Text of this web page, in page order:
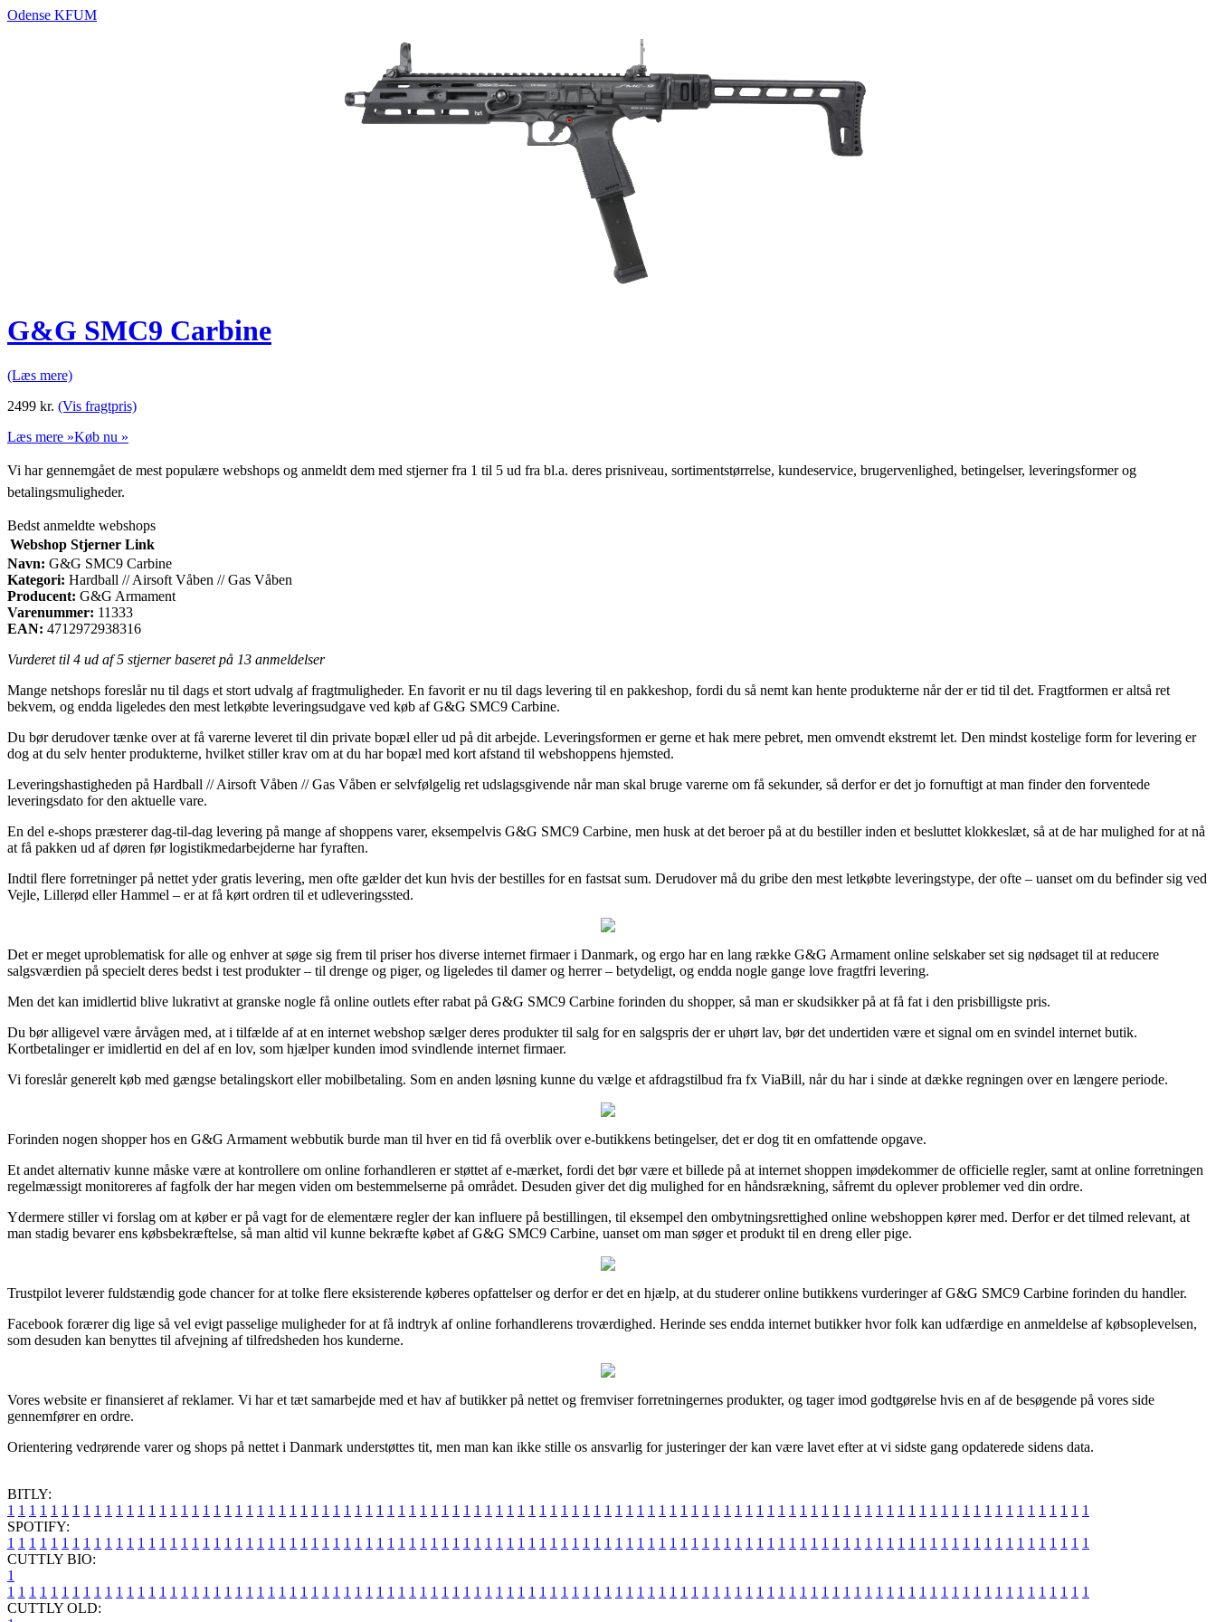
Odense KFUM
G&G SMC9 Carbine
(Læs mere)
2499 kr. (Vis fragtpris)
Læs mere »Køb nu »
Vi har gennemgået de mest populære webshops og anmeldt dem med stjerner fra 1 til 5 ud fra bl.a. deres prisniveau, sortimentstørrelse, kundeservice, brugervenlighed, betingelser, leveringsformer og
betalingsmuligheder.
Bedst anmeldte webshops
Webshop Stjerner Link
Navn: G&G SMC9 Carbine
Kategori: Hardball // Airsoft Våben // Gas Våben
Producent: G&G Armament
Varenummer: 11333
EAN: 4712972938316
Vurderet til 4 ud af 5 stjerner baseret på 13 anmeldelser
Mange netshops foreslår nu til dags et stort udvalg af fragtmuligheder. En favorit er nu til dags levering til en pakkeshop, fordi du så nemt kan hente produkterne når der er tid til det. Fragtformen er altså ret
bekvem, og endda ligeledes den mest letkøbte leveringsudgave ved køb af G&G SMC9 Carbine.
Du bør derudover tænke over at få varerne leveret til din private bopæl eller ud på dit arbejde. Leveringsformen er gerne et hak mere pebret, men omvendt ekstremt let. Den mindst kostelige form for levering er
dog at du selv henter produkterne, hvilket stiller krav om at du har bopæl med kort afstand til webshoppens hjemsted.
Leveringshastigheden på Hardball // Airsoft Våben // Gas Våben er selvfølgelig ret udslagsgivende når man skal bruge varerne om få sekunder, så derfor er det jo fornuftigt at man finder den forventede
leveringsdato for den aktuelle vare.
En del e-shops præsterer dag-til-dag levering på mange af shoppens varer, eksempelvis G&G SMC9 Carbine, men husk at det beroer på at du bestiller inden et besluttet klokkeslæt, så at de har mulighed for at nå
at få pakken ud af døren før logistikmedarbejderne har fyraften.
Indtil flere forretninger på nettet yder gratis levering, men ofte gælder det kun hvis der bestilles for en fastsat sum. Derudover må du gribe den mest letkøbte leveringstype, der ofte – uanset om du befinder sig ved
Vejle, Lillerød eller Hammel – er at få kørt ordren til et udleveringssted.
Det er meget uproblematisk for alle og enhver at søge sig frem til priser hos diverse internet firmaer i Danmark, og ergo har en lang række G&G Armament online selskaber set sig nødsaget til at reducere
salgsværdien på specielt deres bedst i test produkter – til drenge og piger, og ligeledes til damer og herrer – betydeligt, og endda nogle gange love fragtfri levering.
Men det kan imidlertid blive lukrativt at granske nogle få online outlets efter rabat på G&G SMC9 Carbine forinden du shopper, så man er skudsikker på at få fat i den prisbilligste pris.
Du bør alligevel være årvågen med, at i tilfælde af at en internet webshop sælger deres produkter til salg for en salgspris der er uhørt lav, bør det undertiden være et signal om en svindel internet butik.
Kortbetalinger er imidlertid en del af en lov, som hjælper kunden imod svindlende internet firmaer.
Vi foreslår generelt køb med gængse betalingskort eller mobilbetaling. Som en anden løsning kunne du vælge et afdragstilbud fra fx ViaBill, når du har i sinde at dække regningen over en længere periode.
Forinden nogen shopper hos en G&G Armament webbutik burde man til hver en tid få overblik over e-butikkens betingelser, det er dog tit en omfattende opgave.
Et andet alternativ kunne måske være at kontrollere om online forhandleren er støttet af e-mærket, fordi det bør være et billede på at internet shoppen imødekommer de officielle regler, samt at online forretningen
regelmæssigt monitoreres af fagfolk der har megen viden om bestemmelserne på området. Desuden giver det dig mulighed for en håndsrækning, såfremt du oplever problemer ved din ordre.
Ydermere stiller vi forslag om at køber er på vagt for de elementære regler der kan influere på bestillingen, til eksempel den ombytningsrettighed online webshoppen kører med. Derfor er det tilmed relevant, at
man stadig bevarer ens købsbekræftelse, så man altid vil kunne bekræfte købet af G&G SMC9 Carbine, uanset om man søger et produkt til en dreng eller pige.
Trustpilot leverer fuldstændig gode chancer for at tolke flere eksisterende køberes opfattelser og derfor er det en hjælp, at du studerer online butikkens vurderinger af G&G SMC9 Carbine forinden du handler.
Facebook forærer dig lige så vel evigt passelige muligheder for at få indtryk af online forhandlerens troværdighed. Herinde ses endda internet butikker hvor folk kan udfærdige en anmeldelse af købsoplevelsen,
som desuden kan benyttes til afvejning af tilfredsheden hos kunderne.
Vores website er finansieret af reklamer. Vi har et tæt samarbejde med et hav af butikker på nettet og fremviser forretningernes produkter, og tager imod godtgørelse hvis en af de besøgende på vores side
gennemfører en ordre.
Orientering vedrørende varer og shops på nettet i Danmark understøttes tit, men man kan ikke stille os ansvarlig for justeringer der kan være lavet efter at vi sidste gang opdaterede sidens data.
BITLY:
1 1 1 1 1 1 1 1 1 1 1 1 1 1 1 1 1 1 1 1 1 1 1 1 1 1 1 1 1 1 1 1 1 1 1 1 1 1 1 1 1 1 1 1 1 1 1 1 1 1 1 1 1 1 1 1 1 1 1 1 1 1 1 1 1 1 1 1 1 1 1 1 1 1 1 1 1 1 1 1 1 1 1 1 1 1 1 1 1 1 1 1 1 1 1 1 1 1 1 1
SPOTIFY:
1 1 1 1 1 1 1 1 1 1 1 1 1 1 1 1 1 1 1 1 1 1 1 1 1 1 1 1 1 1 1 1 1 1 1 1 1 1 1 1 1 1 1 1 1 1 1 1 1 1 1 1 1 1 1 1 1 1 1 1 1 1 1 1 1 1 1 1 1 1 1 1 1 1 1 1 1 1 1 1 1 1 1 1 1 1 1 1 1 1 1 1 1 1 1 1 1 1 1 1
CUTTLY BIO:
1
1 1 1 1 1 1 1 1 1 1 1 1 1 1 1 1 1 1 1 1 1 1 1 1 1 1 1 1 1 1 1 1 1 1 1 1 1 1 1 1 1 1 1 1 1 1 1 1 1 1 1 1 1 1 1 1 1 1 1 1 1 1 1 1 1 1 1 1 1 1 1 1 1 1 1 1 1 1 1 1 1 1 1 1 1 1 1 1 1 1 1 1 1 1 1 1 1 1 1 1
CUTTLY OLD: